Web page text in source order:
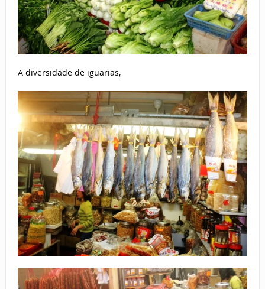
A diversidade de iguarias,